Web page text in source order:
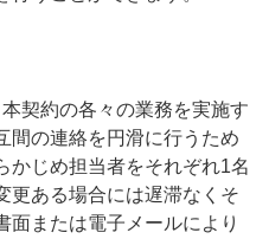
契約の各々の業務を実施す
間の連絡を円滑に行うため
かじめ担当者をそれぞれ1名
更ある場合には遅滞なくそ
面または電子メールにより